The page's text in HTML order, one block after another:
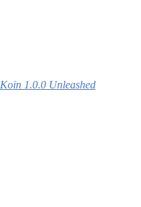
Koin 1.0.0 Unleashed